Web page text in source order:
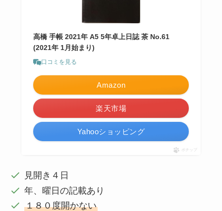
高橋 手帳 2021年 A5 5年卓上日誌 茶 No.61
(2021年 1月始まり)
口コミを見る
Amazon
楽天市場
Yahooショッピング
ポチップ
見開き４日
年、曜日の記載あり
１８０度開かない